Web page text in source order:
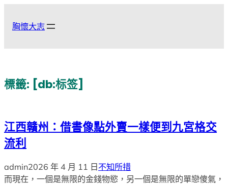
胸懷大志
標籤: [db:标签]
江西贛州：借書像點外賣一樣便到九宮格交
流利
admin2026 年 4 月 11 日 不知所措
而現在，一個是無限的金錢物慾，另一個是無限的單戀傻氣，